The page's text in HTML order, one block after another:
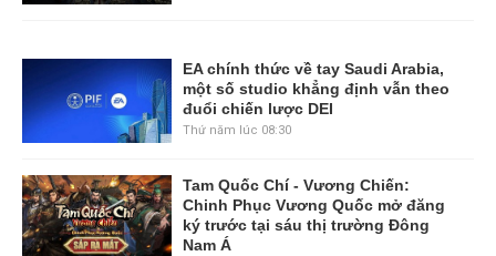
EA chính thức về tay Saudi Arabia,
một số studio khẳng định vẫn theo
đuổi chiến lược DEI
Thứ năm lúc 08:30
Tam Quốc Chí - Vương Chiến:
Chinh Phục Vương Quốc mở đăng
ký trước tại sáu thị trường Đông
Nam Á